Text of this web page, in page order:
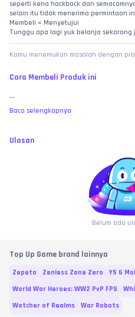
seperti kena hackback dan
selain itu tidak menerima permintaan
Membeli = Menyetujui
Tunggu apa lagi yuk belanja sekarang
Kamu menemukan masalah dengan
Cara Membeli Produk ini
...
Baca selengkapnya
Ulasan
Belum ada
Top Up Game brand lainnya
Zepeto Zenless Zone Zero YS 6
World War Heroes: WW2 PvP FPS
Watcher of Realms
War Robots